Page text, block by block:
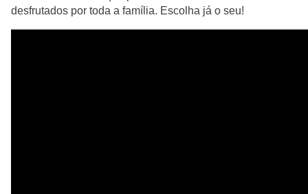
desfrutados por toda a família. Escolha já o seu!